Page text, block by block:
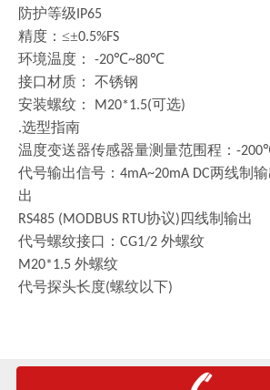
防护等级 IP65
精度： ≤±0.5%FS
环境温度： -20℃~80℃
接口材质：
不锈钢
安装螺纹：
M20*1.5(可选)
.选型指南
温度变送器传感器量测量范围程： -200
代号输出信号： 4mA~20mA DC两线制输
出
RS485 (MODBUS RTU协议) 四线制输出
代号螺纹接口： CG1/2 外螺纹
M20*1.5 外螺纹
代号探头长度(螺纹以下)